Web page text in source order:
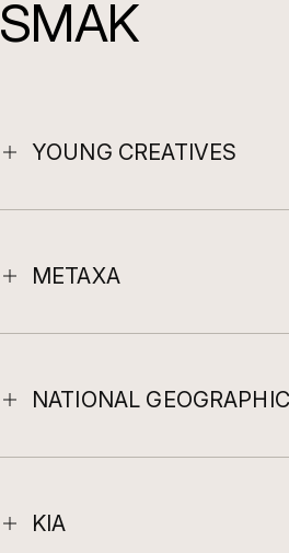
SMAK
YOUNG CREATIVES
METAXA
NATIONAL GEOGRAPHIC
KIA